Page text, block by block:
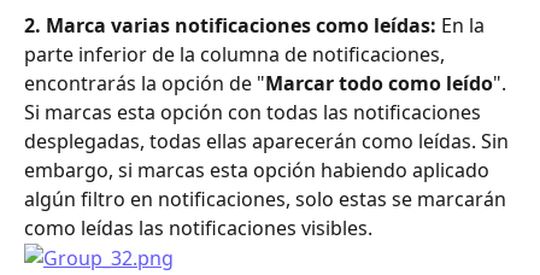
2. Marca varias notificaciones como leídas: En la
parte inferior de la columna de notificaciones,
encontrarás la opción de "Marcar todo como leído".
Si marcas esta opción con todas las notificaciones
desplegadas, todas ellas aparecerán como leídas. Sin
embargo, si marcas esta opción habiendo aplicado
algún filtro en notificaciones, solo estas se marcarán
como leídas las notificaciones visibles.